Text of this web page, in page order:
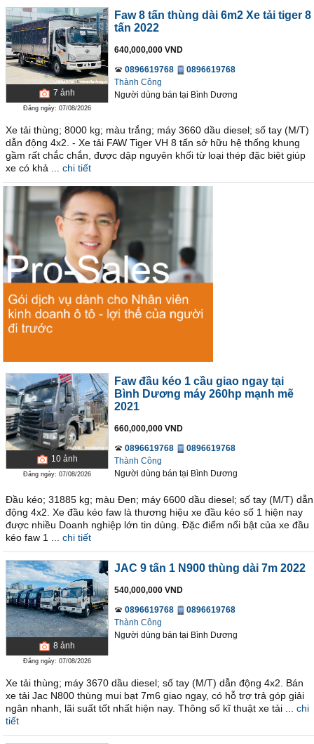
7 ảnh
Đăng ngày: 07/08/2026
Faw 8 tấn thùng dài 6m2 Xe tải tiger 8
tấn 2022
640,000,000 VND
0896619768
0896619768
Thành Công
Người dùng bán tại Bình Dương
Xe tải thùng; 8000 kg; màu trắng; máy 3660 dầu diesel; số tay (M/T)
dẫn động 4x2. - Xe tải FAW Tiger VH 8 tấn sở hữu hệ thống khung
gầm rất chắc chắn, được dập nguyên khối từ loại thép đặc biệt giúp
xe có khả ...
chi tiết
10ảnh
Đăng ngày: 07/08/2026
Faw đầu kéo 1 cầu giao ngay tại
Bình Dương máy 260hp mạnh mẽ
2021
660,000,000 VND
0896619768
0896619768
Thành Công
Người dùng bán tại Bình Dương
Đầu kéo; 31885 kg; màu Đen; máy 6600 dầu diesel; số tay (M/T) dẫn
động 4x2. Xe đầu kéo faw là thương hiệu xe đầu kéo số 1 hiện nay
được nhiều Doanh nghiệp lớn tin dùng. Đặc điểm nổi bật của xe đầu
kéo faw 1 ...
chi tiết
8 ảnh
Đăng ngày: 07/08/2026
JAC 9 tấn 1 N900 thùng dài 7m 2022
540,000,000 VND
0896619768
0896619768
Thành Công
Người dùng bán tại Bình Dương
Xe tải thùng; máy 3670 dầu diesel; số tay (M/T) dẫn động 4x2. Bán
xe tải Jac N800 thùng mui bạt 7m6 giao ngay, có hỗ trợ trả góp giải
ngân nhanh, lãi suất tốt nhất hiện nay. Thông số kĩ thuật xe tải ...
chi
tiết